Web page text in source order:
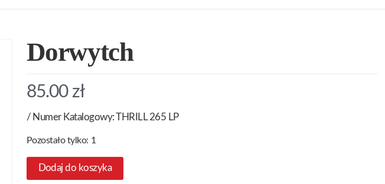
Dorwytch
85.00 zł
/ Numer Katalogowy: THRILL 265 LP
Pozostało tylko: 1
Dodaj do koszyka